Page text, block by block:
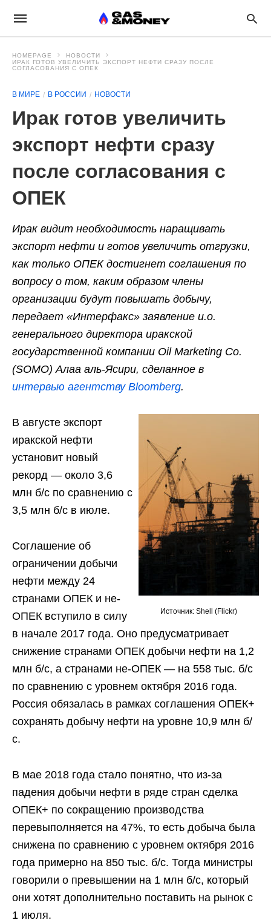
HOMEPAGE
НОВОСТИ
ИРАК ГОТОВ УВЕЛИЧИТЬ ЭКСПОРТ НЕФТИ СРАЗУ ПОСЛЕ
СОГЛАСОВАНИЯ С ОПЕК
В МИРЕ В РОССИИ НОВОСТИ
Ирак готов увеличить
экспорт нефти сразу
после согласования с
ОПЕК
Ирак видит необходимость наращивать
экспорт нефти и готов увеличить отгрузки,
как только ОПЕК достигнет соглашения по
вопросу о том, каким образом члены
организации будут повышать добычу,
передает «Интерфакс» заявление и.о.
генерального директора иракской
государственной компании Oil Marketing Co.
(SOMO) Алаа аль-Ясири, сделанное в
интервью агентству Bloomberg.
Источник: Shell (Flickr)
В августе экспорт
иракской нефти
установит новый
рекорд — около 3,6
млн б/с по сравнению с
3,5 млн б/с в июле.
Соглашение об
ограничении добычи
нефти между 24
странами ОПЕК и не-
ОПЕК вступило в силу
в начале 2017 года. Оно предусматривает
снижение странами ОПЕК добычи нефти на 1,2
млн б/с, а странами не-ОПЕК — на 558 тыс. б/с
по сравнению с уровнем октября 2016 года.
Россия обязалась в рамках соглашения ОПЕК+
сохранять добычу нефти на уровне 10,9 млн б/
с.
В мае 2018 года стало понятно, что из-за
падения добычи нефти в ряде стран сделка
ОПЕК+ по сокращению производства
перевыполняется на 47%, то есть добыча была
снижена по сравнению с уровнем октября 2016
года примерно на 850 тыс. б/с. Тогда министры
говорили о превышении на 1 млн б/с, который
они хотят дополнительно поставить на рынок с
1 июля.